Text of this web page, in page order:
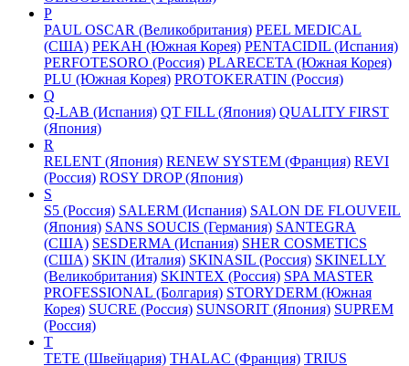
P
PAUL OSCAR (Великобритания) PEEL MEDICAL
(США) PEKAH (Южная Корея) PENTACIDIL (Испания)
PERFOTESORO (Россия) PLARECETA (Южная Корея)
PLU (Южная Корея) PROTOKERATIN (Россия)
Q
Q-LAB (Испания) QT FILL (Япония) QUALITY FIRST
(Япония)
R
RELENT (Япония) RENEW SYSTEM (Франция) REVI
(Россия) ROSY DROP (Япония)
S
S5 (Россия) SALERM (Испания) SALON DE FLOUVEIL
(Япония) SANS SOUCIS (Германия) SANTEGRA
(США) SESDERMA (Испания) SHER COSMETICS
(США) SKIN (Италия) SKINASIL (Россия) SKINELLY
(Великобритания) SKINTEX (Россия) SPA MASTER
PROFESSIONAL (Болгария) STORYDERM (Южная
Корея) SUCRE (Россия) SUNSORIT (Япония) SUPREM
(Россия)
T
TETE (Швейцария) THALAC (Франция) TRIUS